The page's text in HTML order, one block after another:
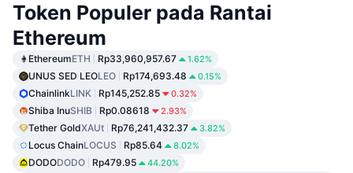
Token Populer pada Rantai
Ethereum
EthereumETH Rp33,960,957.67 1.62%
UNUS SED LEOLEO Rp174,693.48 0.15%
ChainlinkLINK Rp145,252.85 0.32%
Shiba InuSHIB Rp0.08618 2.93%
Tether GoldXAUt Rp76,241,432.37 3.82%
Locus ChainLOCUS Rp85.64 8.02%
DODODODO Rp479.95 44.20%